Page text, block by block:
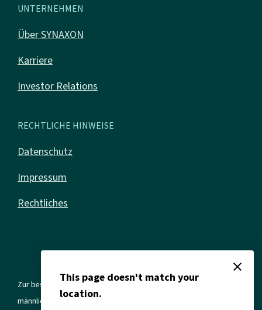
UNTERNEHMEN
Über SYNAXON
Karriere
Investor Relations
RECHTLICHE HINWEISE
Datenschutz
Impressum
Rechtliches
Zur besseren Lesbarkeit verwenden wir in allen Texten die
männliche Form. Gemeint sind jedoch immer alle Geschlechter und
close
This page doesn't match your
location.